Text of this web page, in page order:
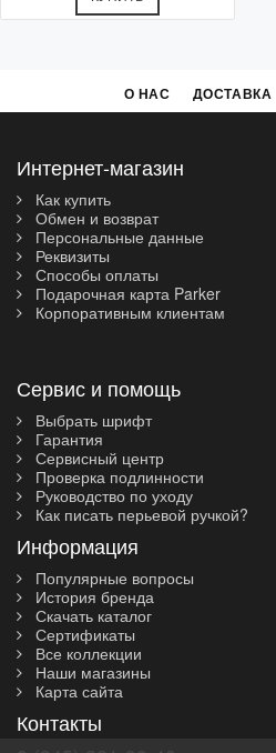
О НАС ДОСТАВКА
Интернет-магазин
Как купить
Обмен и возврат
Персональные данные
Реквизиты
Способы оплаты
Подарочная карта Parker
Корпоративным клиентам
Сервис и помощь
Выбрать шрифт
Гарантия
Сервисный центр
Проверка подлинности
Руководство по уходу
Как писать перьевой ручкой?
Информация
Популярные вопросы
История бренда
Скачать каталог
Сертификаты
Все коллекции
Наши магазины
Карта сайта
Контакты